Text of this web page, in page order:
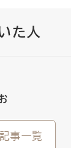
た人
記事一覧